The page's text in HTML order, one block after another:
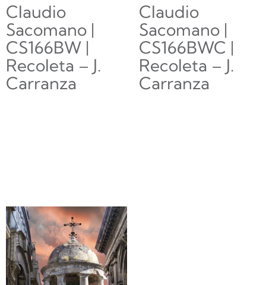
Claudio
Sacomano |
CS166BW |
Recoleta – J.
Carranza
Claudio
Sacomano |
CS166BWC |
Recoleta – J.
Carranza